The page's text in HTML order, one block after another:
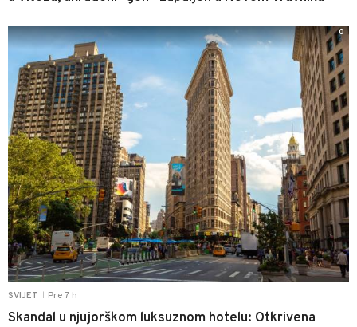
SVIJET Pre 7 h
Skandal u njujorškom luksuznom hotelu: Otkrivena
0